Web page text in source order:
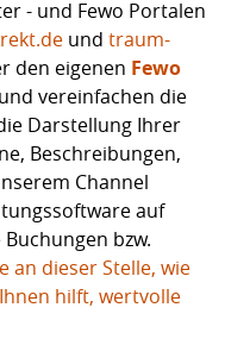
- und Fewo Portalen
und traum-
den eigenen Fewo
vereinfachen die
Darstellung Ihrer
Beschreibungen,
Channel
auf
bzw.
an dieser Stelle, wie
hilft, wertvolle